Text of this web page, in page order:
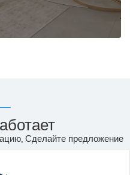
Сделайте предложение